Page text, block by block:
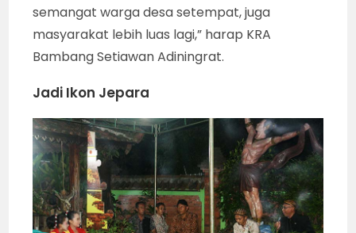
semangat warga desa setempat, juga
masyarakat lebih luas lagi,” harap KRA
Bambang Setiawan Adiningrat.
Jadi Ikon Jepara